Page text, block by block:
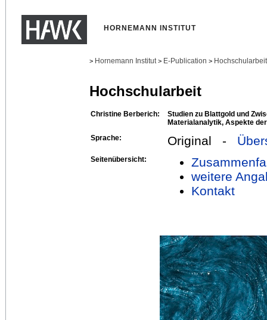
HORNEMANN INSTITUT
> Hornemann Institut > E-Publication >
Hochschularbeit
Christine Berberich:
Studien zu Blattgold und
Materialanalytik, Aspekte
Sprache:
Original -
Seitenübersicht:
weitere
Kontakt